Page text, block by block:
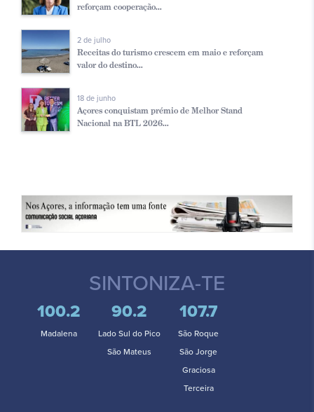
reforçam cooperação...
2 de julho
Receitas do turismo crescem em maio e reforçam
valor do destino...
18 de junho
Açores conquistam prémio de Melhor Stand
Nacional na BTL 2026...
SINTONIZA-TE
100.2
Madalena
90.2
Lado Sul do Pico
São Mateus
107.7
São Roque
São Jorge
Graciosa
Terceira